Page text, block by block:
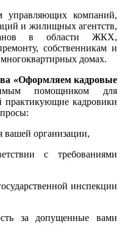
управляющих компаний,
и жилищных агентств,
в области ЖКХ,
собственникам и
домах.
«Оформляем кадровые
помощником для
практикующие кадровики
вашей организации,
с требованиями
инспекции
за допущенные вами